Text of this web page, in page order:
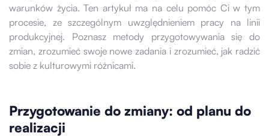
warunków życia. Ten artykuł ma na celu pomóc Ci w tym
procesie, ze szczególnym uwzględnieniem pracy na linii
produkcyjnej. Poznasz metody przygotowywania się do
zmian, zrozumieć swoje nowe zadania i zrozumieć, jak radzić
sobie z kulturowymi różnicami.
Przygotowanie do zmiany: od planu do
realizacji